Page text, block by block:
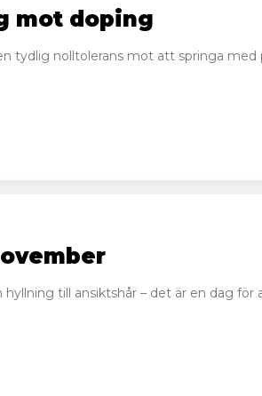
mot doping
tydlig nolltolerans mot att springa
till ansiktshår – det är en dag för